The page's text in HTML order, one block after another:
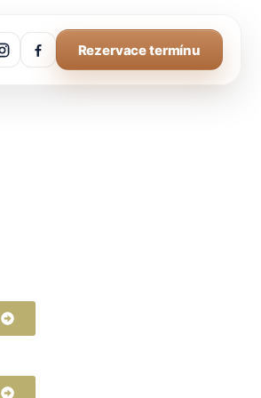
InstagramFacebook
Rezervace termínu